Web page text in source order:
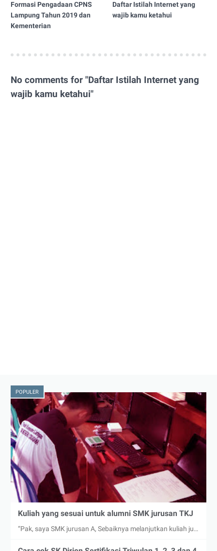
Formasi Pengadaan CPNS
Lampung Tahun 2019 dan
Kementerian
Daftar Istilah Internet yang
wajib kamu ketahui
No comments for "Daftar Istilah Internet yang
wajib kamu ketahui"
POPULER
Kuliah yang sesuai untuk alumni SMK jurusan TKJ
“Pak, saya SMK jurusan A, Sebaiknya melanjutkan kuliah ju…